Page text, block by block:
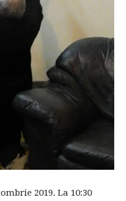
2019. La 10:30